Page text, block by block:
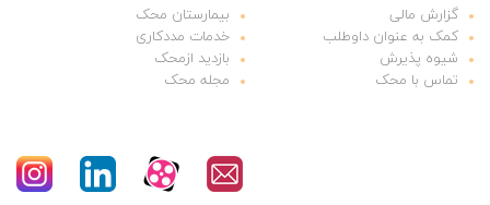
گزارش مالی
بیمارستان محک
کمک به عنوان داوطلب
خدمات مددکاری
شیوه پذیرش
بازدید ازمحک
تماس با محک
مجله محک